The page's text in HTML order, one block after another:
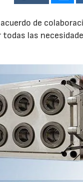
de
todas las